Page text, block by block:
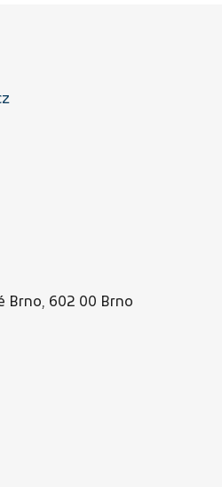
Brno, 602 00 Brno